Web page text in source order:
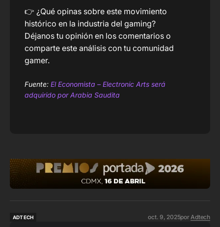
👉 ¿Qué opinas sobre este movimiento
histórico en la industria del gaming?
Déjanos tu opinión en los comentarios o
comparte este análisis con tu comunidad
gamer.
Fuente: El Economista – Electronic Arts será
adquirido por Arabia Saudita
ADTECH
oct. 9, 2025por Adtech